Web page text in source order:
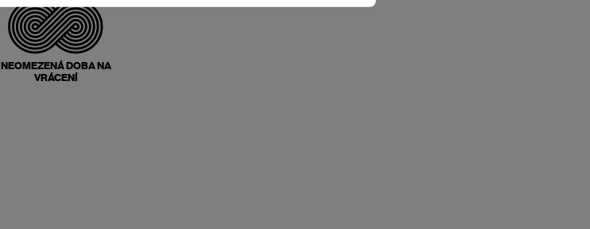
NEOMEZENÁ DOBA NA
VRÁCENÍ